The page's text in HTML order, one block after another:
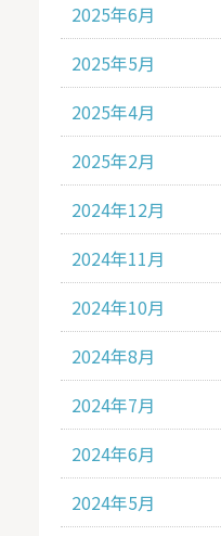
2025年6月
2025年5月
2025年4月
2025年2月
2024年12月
2024年11月
2024年10月
2024年8月
2024年7月
2024年6月
2024年5月